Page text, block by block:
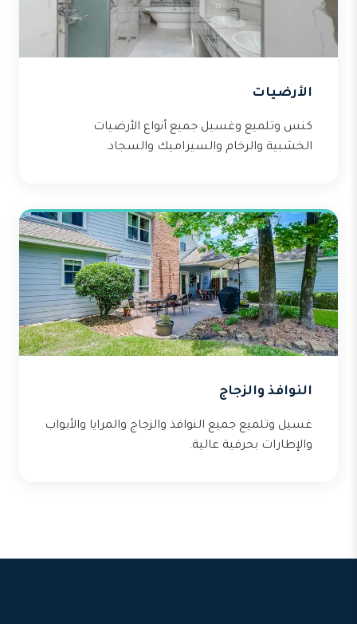
الأرضيات
كنس وتلميع وغسيل جميع أنواع الأرضيات
الخشبية والرخام والسيراميك والسجاد.
النوافذ والزجاج
غسيل وتلميع جميع النوافذ والزجاج والمرايا والأبواب
والإطارات بحرفية عالية.